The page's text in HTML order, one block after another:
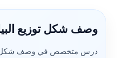
وصف شكل توزيع
درس متخصص في وصف شكل